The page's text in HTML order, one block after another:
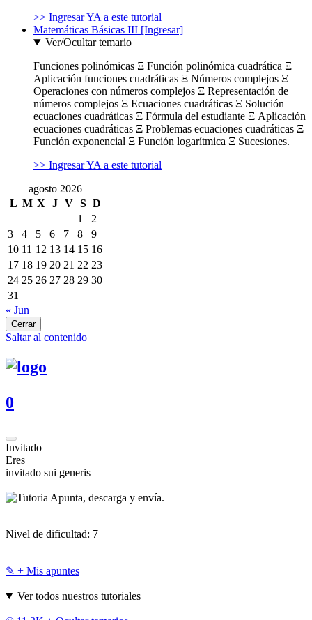
>> Ingresar YA a este tutorial
Matemáticas Básicas III [Ingresar]
Ver/Ocultar temario
Funciones polinómicas Ξ Función polinómica cuadrática Ξ
Aplicación funciones cuadráticas Ξ Números complejos Ξ
Operaciones con números complejos Ξ Representación de
números complejos Ξ Ecuaciones cuadráticas Ξ Solución
ecuaciones cuadráticas Ξ Fórmula del estudiante Ξ Aplicación
ecuaciones cuadráticas Ξ Problemas ecuaciones cuadráticas Ξ
Función exponencial Ξ Función logarítmica Ξ Sucesiones.
>> Ingresar YA a este tutorial
agosto 2026
L M X J V S D
1
2
3
4 5 6 7 8
9
10 11 12 13 14 15 16
17 18 19 20 21 22 23
24 25 26 27 28 29 30
31
« Jun
Cerrar
Saltar al contenido
0
Invitado
Eres
invitado sui generis
Apunta, descarga y envía.
Nivel de dificultad: 7
✎ + Mis apuntes
Ver todos nuestros tutoriales